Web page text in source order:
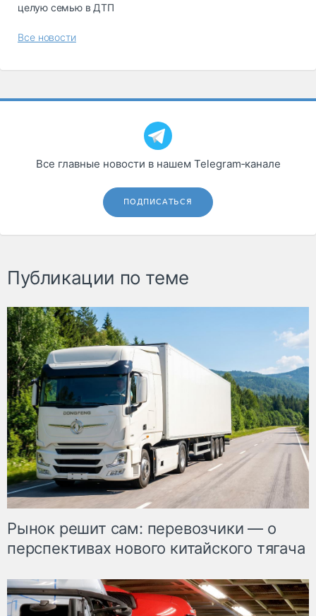
целую семью в ДТП
Все новости
Все главные новости в нашем Telegram‑канале
ПОДПИСАТЬСЯ
Публикации по теме
Рынок решит сам: перевозчики — о
перспективах нового китайского тягача